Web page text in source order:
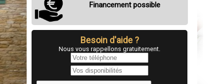
Financement possible
Besoin d'aide ?
Nous vous rappellons gratuitement.